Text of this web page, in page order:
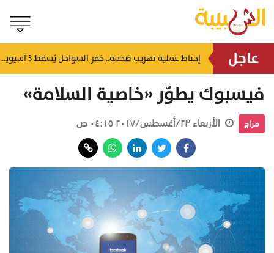
عاجل منذ ٣ ساعات إحباط عملية تهريب ضخمة.. خفر السواحل يُسقط 3 آسيويين بحوزتهم 66 كجم من الكريستال
فيسبوك يطوّر «خاصية السلامة»
مزاج الأربعاء ٢٣/أغسطس/٢٠١٧ ٠٤:١٥ ص